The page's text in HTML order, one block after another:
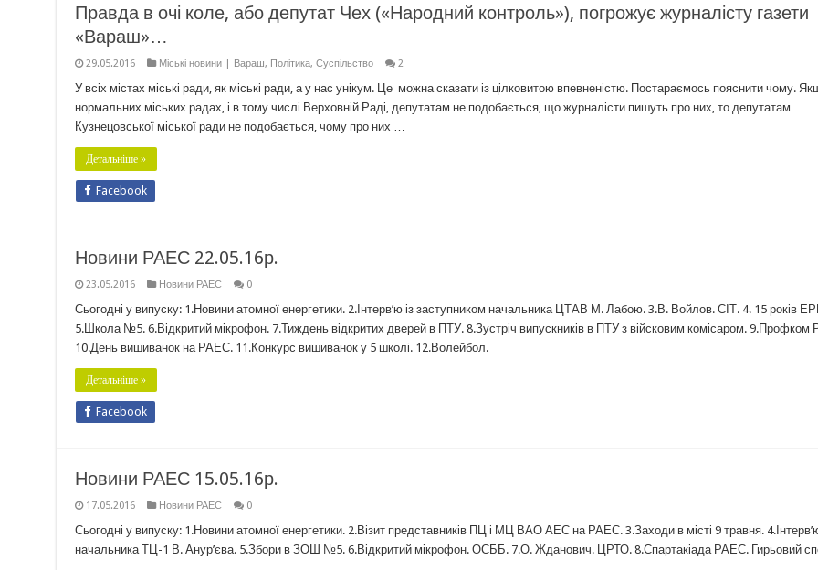
Правда в очі коле, або депутат Чех («Народний контроль»), погрожує журналісту газети
«Вараш»…
29.05.2016 Міські новини | Вараш, Політика, Суспільство 2
У всіх містах міські ради, як міські ради, а у нас унікум. Це можна сказати із цілковитою впевненістю. Постараємось пояснити чому.
нормальних міських радах, і в тому числі Верховній Раді, депутатам не подобається, що журналісти пишуть про них, то депутатам
Кузнецовської міської ради не подобається, чому про них …
Детальніше »
Facebook
Новини РАЕС 22.05.16р.
23.05.2016 Новини РАЕС 0
Сьогодні у випуску: 1.Новини атомної енергетики. 2.Інтерв’ю із заступником начальника ЦТАВ М. Лабою. 3.В. Войлов. СІТ. 4. 15 років
5.Школа №5. 6.Відкритий мікрофон. 7.Тиждень відкритих дверей в ПТУ. 8.Зустріч випускників в ПТУ з війсковим комісаром. 9.Профком
10.День вишиванок на РАЕС. 11.Конкурс вишиванок у 5 школі. 12.Волейбол.
Детальніше »
Facebook
Новини РАЕС 15.05.16р.
17.05.2016 Новини РАЕС 0
Сьогодні у випуску: 1.Новини атомної енергетики. 2.Візит представників ПЦ і МЦ ВАО АЕС на РАЕС. 3.Заходи в місті 9 травня.
начальника ТЦ-1 В. Анур’єва. 5.Збори в ЗОШ №5. 6.Відкритий мікрофон. ОСББ. 7.О. Жданович. ЦРТО. 8.Спартакіада РАЕС. Гирьовий